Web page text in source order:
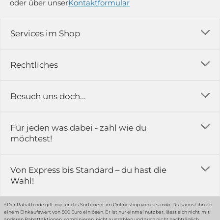
Rechtliches
Impressum
Rückgabe & Reklamation
Widerrufsrecht
Datenschutz-Einstellung
Erklärung zur Barrierefreiheit
Services im Shop
Versandkosten
Erfahrungsberichte & Bewertungen
Kontakt
Karriere
Gewerbekunden
Grounding Page
Besuch uns doch...
in der Ausstellung...
51789 Lindlar
Hinweis:
oder über unserKontaktformular
Für jeden was dabei - zahl wie du
möchtest!
Von Express bis Standard – du hast die
Wahl!
¹ Der Rabattcode gilt nur für das Sortiment im Onlineshop von casando. Du kannst ihn ab
einem Einkaufswert von 500 Euro einlösen. Er ist nur einmal nutzbar, lässt sich nicht mit